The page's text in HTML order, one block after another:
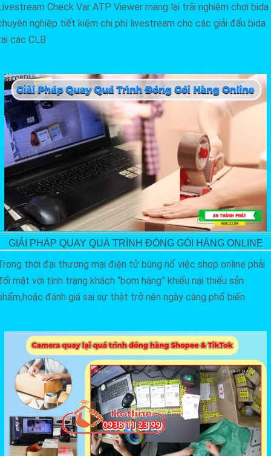
Check Var ATP Viewer mang lại trãi nghiệm chơi bida
nghiệp tiết kiệm chi phí livestream cho các giải đấu bida
các CLB
GIẢI PHÁP QUAY QUÁ TRÌNH ĐÓNG GÓI HÀNG ONLINE
thời đại thương mại điện tử bùng nổ việc shop online phải
mặt với tình trạng khách “bom hàng” khiếu nại thiếu sản
đánh giá sai sự thật trở nên ngày càng phổ biến